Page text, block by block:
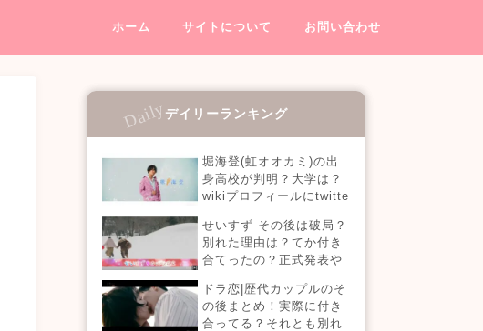
ホーム サイトについて お問い合わせ
デイリーランキング
堀海登(虹オオカミ)の出
身高校が判明？大学は？
wikiプロフィールにtwitte
オカミには騙されない】
せいすず その後は破局？
別れた理由は？てか付き
合てったの？正式発表や
ドラ恋|歴代カップルのそ
の後まとめ！実際に付き
合ってる？それとも別れ